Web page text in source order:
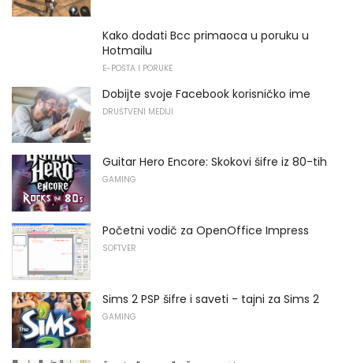
Kako dodati Bcc primaoca u poruku u
Hotmailu
E-POŠTA I PORUKE
Dobijte svoje Facebook korisničko ime
DRUŠTVENI MEDIJI
Guitar Hero Encore: Skokovi šifre iz 80-tih
GAMING
Početni vodič za OpenOffice Impress
SOFTVER
Sims 2 PSP šifre i saveti - tajni za Sims 2
GAMING